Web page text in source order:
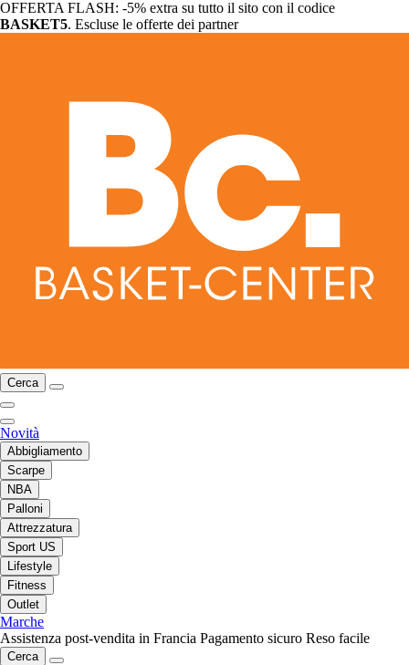
OFFERTA FLASH: -5% extra su tutto il sito con il codice
BASKET5. Escluse le offerte dei partner
Cerca
Novità
Abbigliamento
Scarpe
NBA
Palloni
Attrezzatura
Sport US
Lifestyle
Fitness
Outlet
Marche
Assistenza post-vendita in Francia Pagamento sicuro Reso facile
Cerca